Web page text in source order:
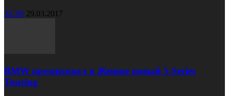
XC90 29.03.2017
BMW презентовал в Женеве новый 5-Series
Touring